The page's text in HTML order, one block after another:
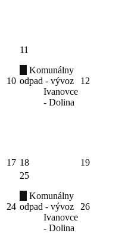
10
11
Komunálny
odpad - vývoz
Ivanovce
- Dolina
12
17 18 19
24
25
Komunálny
odpad - vývoz
Ivanovce
- Dolina
26